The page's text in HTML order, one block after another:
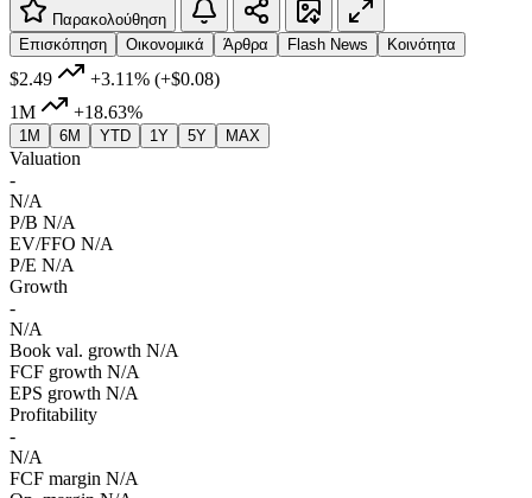
Παρακολούθηση
Επισκόπηση
Οικονομικά Άρθρα Flash News Κοινότητα
$2.49 +3.11% (+$0.08)
1M
+18.63%
1M 6M YTD 1Y 5Y MAX
Valuation
-
N/A
P/B N/A
EV/FFO N/A
P/E N/A
Growth
-
N/A
Book val. growth N/A
FCF growth N/A
EPS growth N/A
Profitability
-
N/A
FCF margin N/A